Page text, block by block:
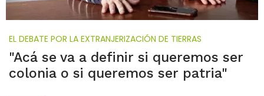
EL DEBATE POR LA EXTRANJERIZACIÓN DE TIERRAS
"Acá se va a definir si queremos ser
colonia o si queremos ser patria"